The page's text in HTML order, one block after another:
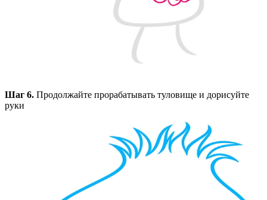
Шаг 6. Продолжайте прорабатывать туловище и дорисуйте
руки